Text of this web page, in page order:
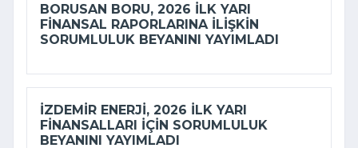
BORUSAN BORU, 2026 ILK YARI
FINANSAL RAPORLARINA ILIŞKIN
SORUMLULUK BEYANINI YAYIMLADI
İZDEMİR ENERJI, 2026 ILK YARI
FINANSALLARI IÇIN SORUMLULUK
BEYANINI YAYIMLADI